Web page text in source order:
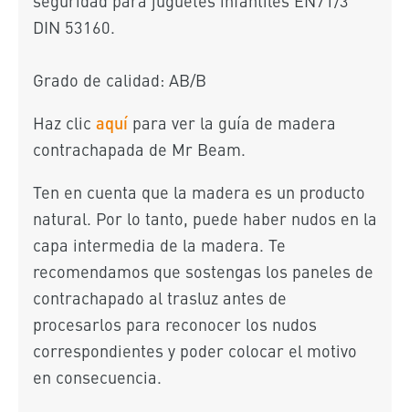
DIN 53160.
Grado de calidad: AB/B
Haz clic aquípara ver la guía de madera
contrachapada de Mr Beam.
Ten en cuenta que la madera es un producto
natural. Por lo tanto, puede haber nudos en la
capa intermedia de la madera. Te
recomendamos que sostengas los paneles de
contrachapado al trasluz antes de
procesarlos para reconocer los nudos
correspondientes y poder colocar el motivo
en consecuencia.